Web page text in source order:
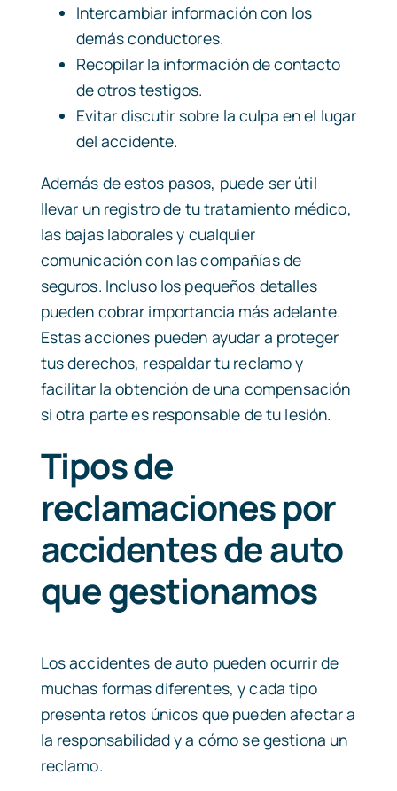
Intercambiar información con los
demás conductores.
Recopilar la información de contacto
de otros testigos.
Evitar discutir sobre la culpa en el lugar
del accidente.
Además de estos pasos, puede ser útil
llevar un registro de tu tratamiento médico,
las bajas laborales y cualquier
comunicación con las compañías de
seguros. Incluso los pequeños detalles
pueden cobrar importancia más adelante.
Estas acciones pueden ayudar a proteger
tus derechos, respaldar tu reclamo y
facilitar la obtención de una compensación
si otra parte es responsable de tu lesión.
Tipos de
reclamaciones por
accidentes de auto
que gestionamos
Los accidentes de auto pueden ocurrir de
muchas formas diferentes, y cada tipo
presenta retos únicos que pueden afectar a
la responsabilidad y a cómo se gestiona un
reclamo.